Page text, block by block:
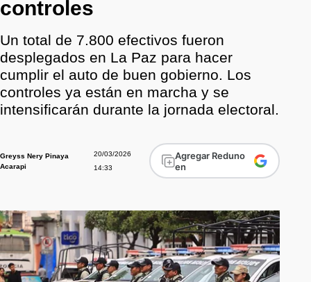
controles
Un total de 7.800 efectivos fueron
desplegados en La Paz para hacer
cumplir el auto de buen gobierno. Los
controles ya están en marcha y se
intensificarán durante la jornada electoral.
Greyss Nery Pinaya
Acarapi
20/03/2026
14:33
Agregar Reduno
en